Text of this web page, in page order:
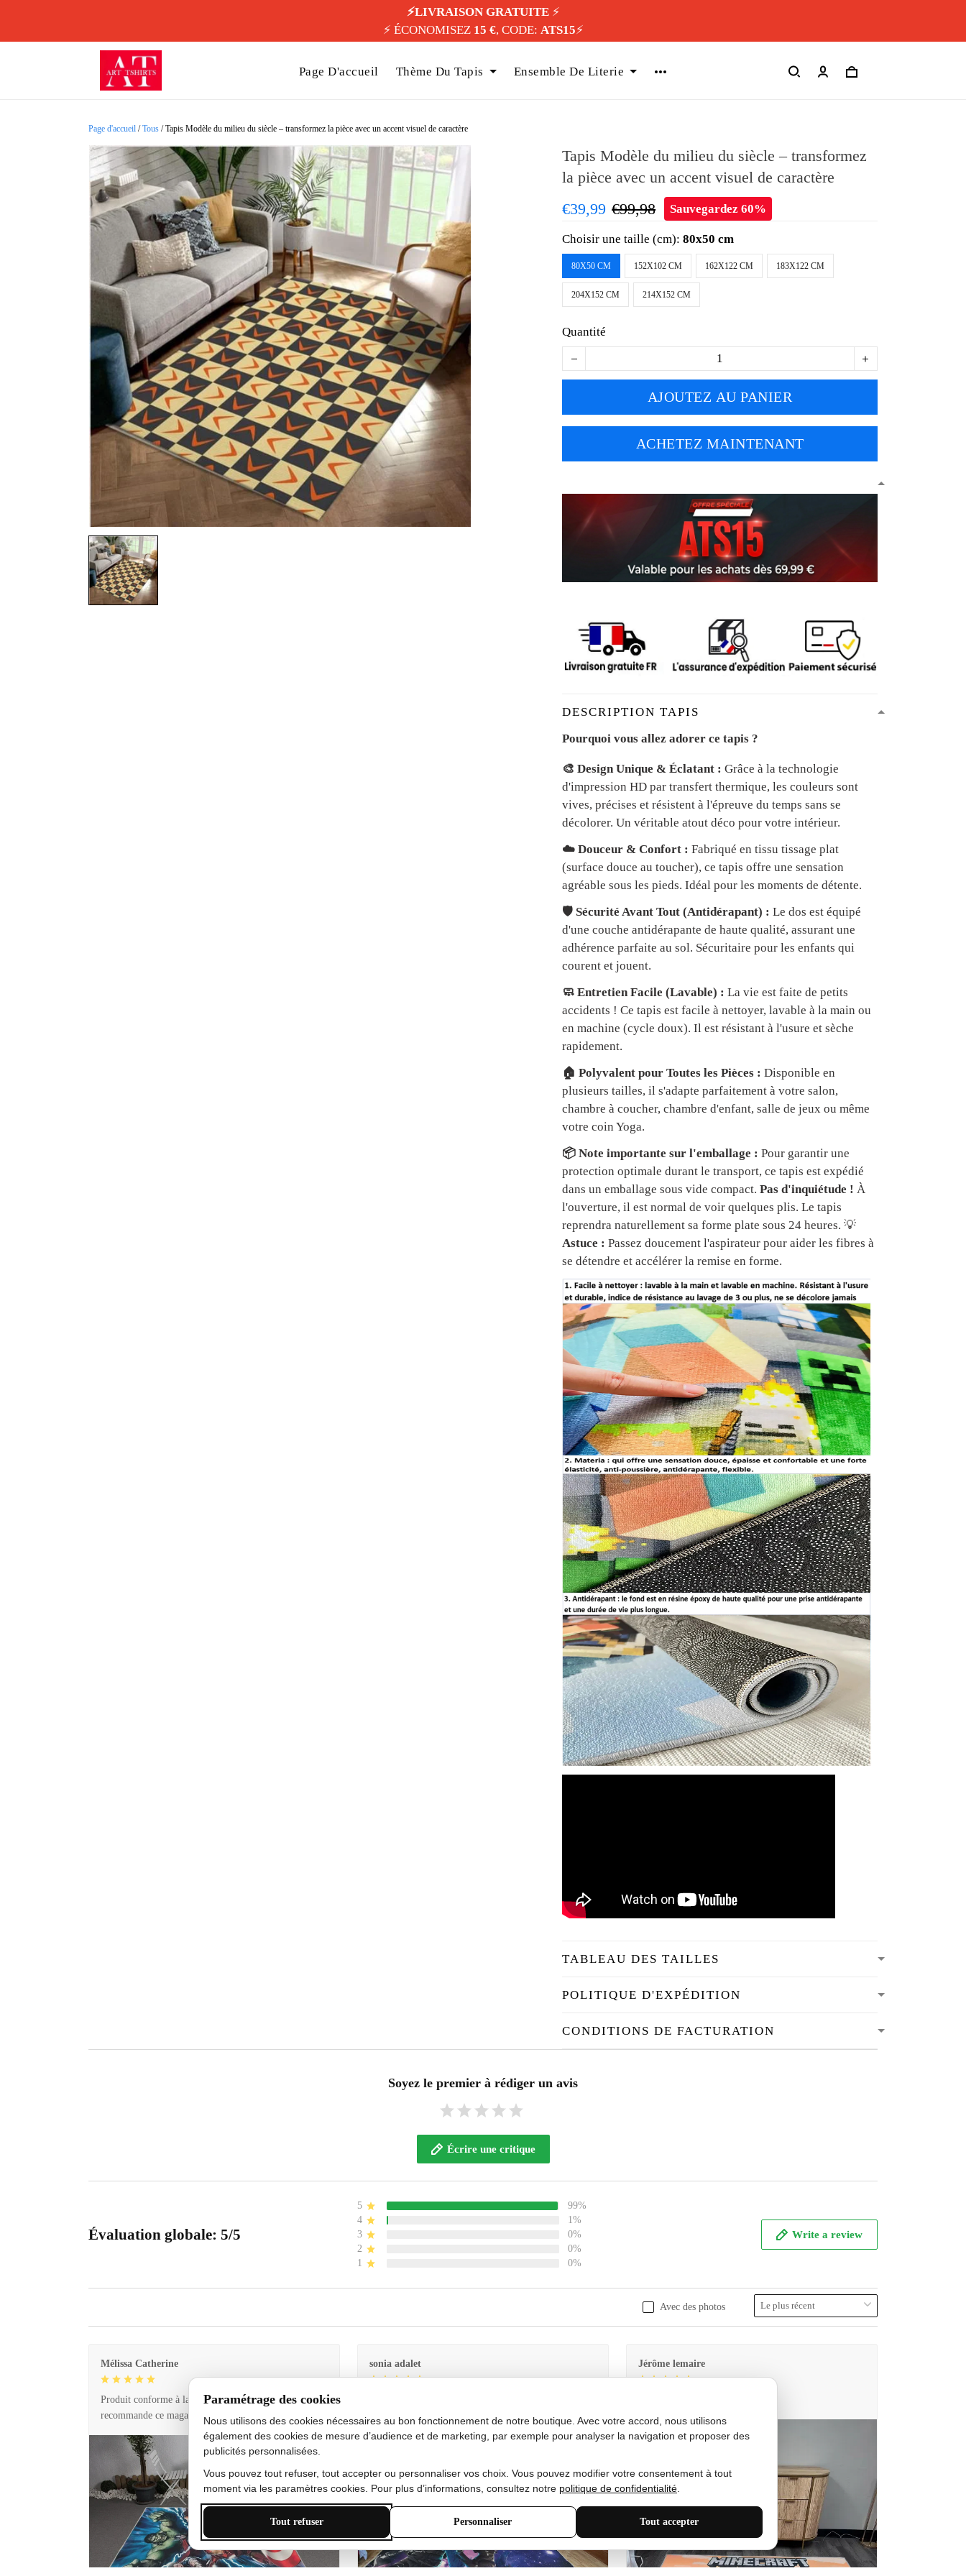
⚡️LIVRAISON GRATUITE⚡️
⚡️ ÉCONOMISEZ 15 €, CODE: ATS15⚡️
Page D'accueil Thème Du Tapis Ensemble De Literie
Page d'accueil /Tous /Tapis Modèle du milieu du siècle – transformez la pièce avec un accent visuel de caractère
Tapis Modèle du milieu du siècle – transformez
la pièce avec un accent visuel de caractère
€39,99 €99,98 Sauvegardez 60%
Choisir une taille (cm):80x50 cm
80X50 CM 152X102 CM 162X122 CM 183X122 CM
204X152 CM 214X152 CM
Quantité
AJOUTEZ AU PANIER
ACHETEZ MAINTENANT
DESCRIPTION TAPIS
Pourquoi vous allez adorer ce tapis ?
🎨 Design Unique & Éclatant : Grâce à la technologie
d'impression HD par transfert thermique, les couleurs sont
vives, précises et résistent à l'épreuve du temps sans se
décolorer. Un véritable atout déco pour votre intérieur.
☁️ Douceur & Confort : Fabriqué en tissu tissage plat
(surface douce au toucher), ce tapis offre une sensation
agréable sous les pieds. Idéal pour les moments de détente.
🛡️ Sécurité Avant Tout (Antidérapant) : Le dos est équipé
d'une couche antidérapante de haute qualité, assurant une
adhérence parfaite au sol. Sécuritaire pour les enfants qui
courent et jouent.
🧼 Entretien Facile (Lavable) : La vie est faite de petits
accidents ! Ce tapis est facile à nettoyer, lavable à la main ou
en machine (cycle doux). Il est résistant à l'usure et sèche
rapidement.
🏠 Polyvalent pour Toutes les Pièces : Disponible en
plusieurs tailles, il s'adapte parfaitement à votre salon,
chambre à coucher, chambre d'enfant, salle de jeux ou même
votre coin Yoga.
📦 Note importante sur l'emballage : Pour garantir une
protection optimale durant le transport, ce tapis est expédié
dans un emballage sous vide compact.Pas d'inquiétude ! À
l'ouverture, il est normal de voir quelques plis. Le tapis
reprendra naturellement sa forme plate sous 24 heures. 💡
Astuce : Passez doucement l'aspirateur pour aider les fibres à
se détendre et accélérer la remise en forme.
TABLEAU DES TAILLES
POLITIQUE D'EXPÉDITION
CONDITIONS DE FACTURATION
Soyez le premier à rédiger un avis
Écrire une critique
Évaluation globale: 5/5
5
99%
4
1%
3
0%
2
0%
1
0%
Write a review
Avec des photos
Mélissa Catherine
Produit conforme à la description et livraison rapide. Je
recommande ce magasin !
sonia adalet
bon état doux
Jérôme lemaire
Paramétrage des cookies
Nous utilisons des cookies nécessaires au bon fonctionnement de notre boutique. Avec votre accord, nous utilisons
également des cookies de mesure d’audience et de marketing, par exemple pour analyser la navigation et proposer des
publicités personnalisées.
Vous pouvez tout refuser, tout accepter ou personnaliser vos choix. Vous pouvez modifier votre consentement à tout
moment via les paramètres cookies. Pour plus d’informations, consultez notre politique de confidentialité
Tout refuser Personnaliser Tout accepter